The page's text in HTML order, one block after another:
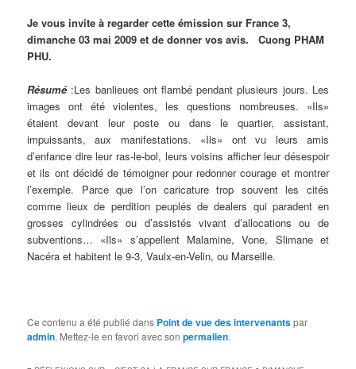
Je vous invite à regarder cette émission sur France 3,
dimanche 03 mai 2009 et de donner vos avis. Cuong PHAM
PHU.
Résumé :Les banlieues ont flambé pendant plusieurs jours. Les
images ont été violentes, les questions nombreuses. «Ils»
étaient devant leur poste ou dans le quartier, assistant,
impuissants, aux manifestations. «Ils» ont vu leurs amis
d’enfance dire leur ras-le-bol, leurs voisins afficher leur désespoir
et ils ont décidé de témoigner pour redonner courage et montrer
l’exemple. Parce que l’on caricature trop souvent les cités
comme lieux de perdition peuplés de dealers qui paradent en
grosses cylindrées ou d’assistés vivant d’allocations ou de
subventions… «Ils» s’appellent Malamine, Vone, Slimane et
Nacéra et habitent le 9-3, Vaulx-en-Velin, ou Marseille.
Ce contenu a été publié dans Point de vue des intervenantspar
admin. Mettez-le en favori avec sonpermalien.